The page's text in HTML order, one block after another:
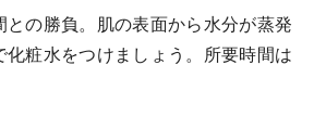
との勝負。肌の表面から水分が蒸発
化粧水をつけましょう。所要時間は